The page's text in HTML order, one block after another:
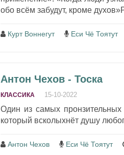
обо всём забудут, кроме
Курт Воннегут Еси Чё Тоятут
Антон Чехов - Тоска
КЛАССИКА 15-10-2022
Один из самых
который всколыхнёт душу
Антон Чехов Еси Чё Тоятут